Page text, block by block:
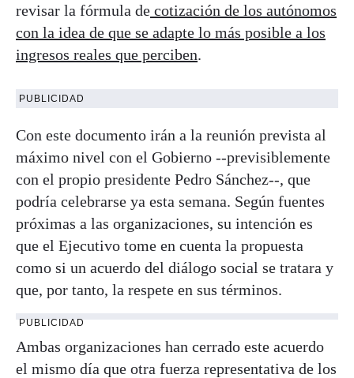
revisar la fórmula de cotización de los autónomos
con la idea de que se adapte lo más posible a los
ingresos reales que perciben.
PUBLICIDAD
Con este documento irán a la reunión prevista al
máximo nivel con el Gobierno --previsiblemente
con el propio presidente Pedro Sánchez--, que
podría celebrarse ya esta semana. Según fuentes
próximas a las organizaciones, su intención es
que el Ejecutivo tome en cuenta la propuesta
como si un acuerdo del diálogo social se tratara y
que, por tanto, la respete en sus términos.
PUBLICIDAD
Ambas organizaciones han cerrado este acuerdo
el mismo día que otra fuerza representativa de los